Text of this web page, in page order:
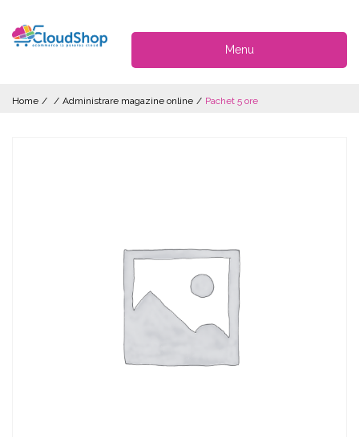
Menu
Home / / Administrare magazine online / Pachet 5 ore